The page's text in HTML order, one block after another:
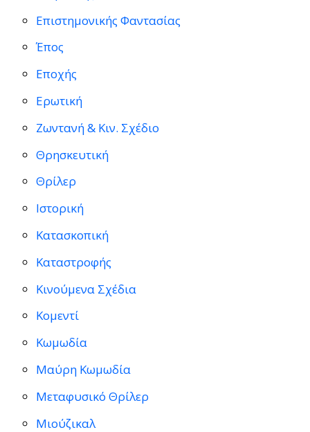
Επιστημονικής Φαντασίας
Έπος
Εποχής
Ερωτική
Ζωντανή & Κιν. Σχέδιο
Θρησκευτική
Θρίλερ
Ιστορική
Κατασκοπική
Καταστροφής
Κινούμενα Σχέδια
Κομεντί
Κωμωδία
Μαύρη Κωμωδία
Μεταφυσικό Θρίλερ
Μιούζικαλ